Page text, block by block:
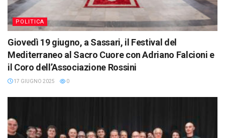
POLITICA
Giovedì 19 giugno, a Sassari, il Festival del
Mediterraneo al Sacro Cuore con Adriano Falcioni e
il Coro dell’Associazione Rossini
17 GIUGNO 2025 0